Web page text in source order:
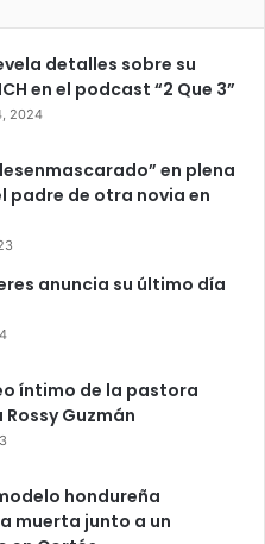
detalles sobre su
en el podcast “2 Que 3”
2024
en plena
padre de otra novia en
anuncia su último día
íntimo de la pastora
Guzmán
hondureña
muerta junto a un